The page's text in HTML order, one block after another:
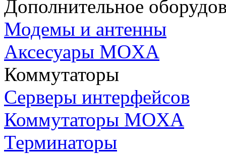
Дополнительное
Модемы и антенны
Аксесуары MOXA
Коммутаторы
Серверы интерфейсов
Коммутаторы MOXA
Терминаторы